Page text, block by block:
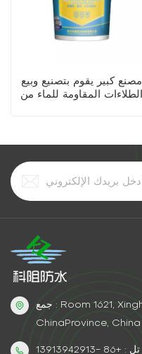
مصنع كبير يقوم بتصنيع وبيع
الطلاءات المقاومة للماء من
جمع : Room 1621, Xinghuo E Fang, Nanjing, Jiangsu,
ChinaProvince, China
تل : +86 -13913942913